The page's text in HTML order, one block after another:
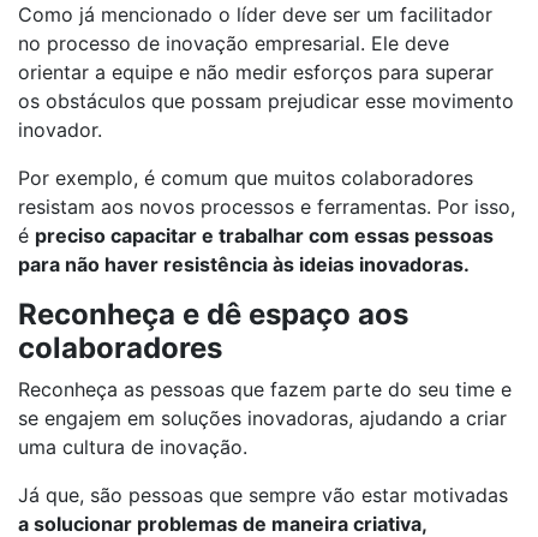
Como já mencionado o líder deve ser um facilitador
no processo de inovação empresarial. Ele deve
orientar a equipe e não medir esforços para superar
os obstáculos que possam prejudicar esse movimento
inovador.
Por exemplo, é comum que muitos colaboradores
resistam aos novos processos e ferramentas. Por isso,
é preciso capacitar e trabalhar com essas pessoas
para não haver resistência às ideias inovadoras.
Reconheça e dê espaço aos
colaboradores
Reconheça as pessoas que fazem parte do seu time e
se engajem em soluções inovadoras, ajudando a criar
uma cultura de inovação.
Já que, são pessoas que sempre vão estar motivadas
a solucionar problemas de maneira criativa,